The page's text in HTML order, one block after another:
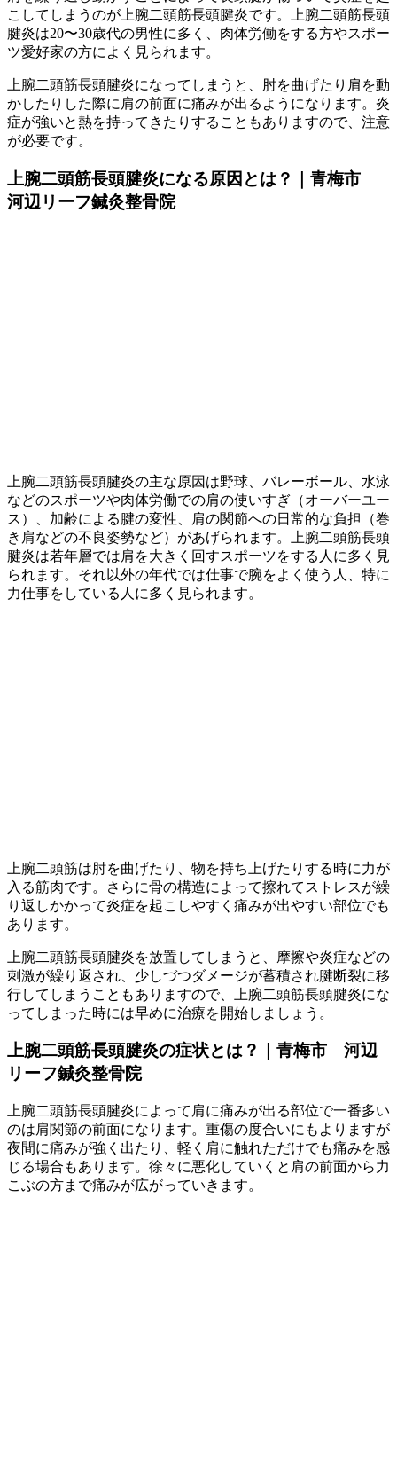
こしてしまうのが上腕二頭筋長頭腱炎です。上腕二頭筋長頭
腱炎は20〜30歳代の男性に多く、肉体労働をする方やスポー
ツ愛好家の方によく見られます。
上腕二頭筋長頭腱炎になってしまうと、肘を曲げたり肩を動
かしたりした際に肩の前面に痛みが出るようになります。炎
症が強いと熱を持ってきたりすることもありますので、注意
が必要です。
上腕二頭筋長頭腱炎になる原因とは？｜青梅市
河辺リーフ鍼灸整骨院
上腕二頭筋長頭腱炎の主な原因は野球、バレーボール、水泳
などのスポーツや肉体労働での肩の使いすぎ（オーバーユー
ス）、加齢による腱の変性、肩の関節への日常的な負担（巻
き肩などの不良姿勢など）があげられます。上腕二頭筋長頭
腱炎は若年層では肩を大きく回すスポーツをする人に多く見
られます。それ以外の年代では仕事で腕をよく使う人、特に
力仕事をしている人に多く見られます。
上腕二頭筋は肘を曲げたり、物を持ち上げたりする時に力が
入る筋肉です。さらに骨の構造によって擦れてストレスが繰
り返しかかって炎症を起こしやすく痛みが出やすい部位でも
あります。
上腕二頭筋長頭腱炎を放置してしまうと、摩擦や炎症などの
刺激が繰り返され、少しづつダメージが蓄積され腱断裂に移
行してしまうこともありますので、上腕二頭筋長頭腱炎にな
ってしまった時には早めに治療を開始しましょう。
上腕二頭筋長頭腱炎の症状とは？｜青梅市 河辺
リーフ鍼灸整骨院
上腕二頭筋長頭腱炎によって肩に痛みが出る部位で一番多い
のは肩関節の前面になります。重傷の度合いにもよりますが
夜間に痛みが強く出たり、軽く肩に触れただけでも痛みを感
じる場合もあります。徐々に悪化していくと肩の前面から力
こぶの方まで痛みが広がっていきます。